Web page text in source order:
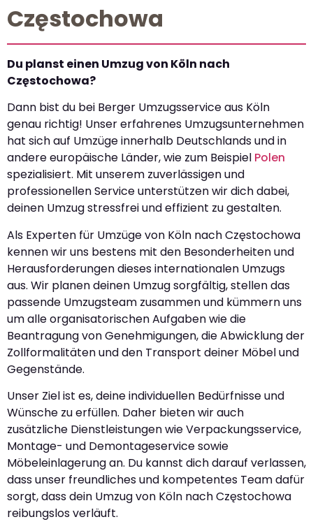
Częstochowa
Du planst einen Umzug von Köln nach
Częstochowa?
Dann bist du bei Berger Umzugsservice aus Köln
genau richtig! Unser erfahrenes Umzugsunternehmen
hat sich auf Umzüge innerhalb Deutschlands und in
andere europäische Länder, wie zum Beispiel Polen
spezialisiert. Mit unserem zuverlässigen und
professionellen Service unterstützen wir dich dabei,
deinen Umzug stressfrei und effizient zu gestalten.
Als Experten für Umzüge von Köln nach Częstochowa
kennen wir uns bestens mit den Besonderheiten und
Herausforderungen dieses internationalen Umzugs
aus. Wir planen deinen Umzug sorgfältig, stellen das
passende Umzugsteam zusammen und kümmern uns
um alle organisatorischen Aufgaben wie die
Beantragung von Genehmigungen, die Abwicklung der
Zollformalitäten und den Transport deiner Möbel und
Gegenstände.
Unser Ziel ist es, deine individuellen Bedürfnisse und
Wünsche zu erfüllen. Daher bieten wir auch
zusätzliche Dienstleistungen wie Verpackungsservice,
Montage- und Demontageservice sowie
Möbeleinlagerung an. Du kannst dich darauf verlassen,
dass unser freundliches und kompetentes Team dafür
sorgt, dass dein Umzug von Köln nach Częstochowa
reibungslos verläuft.